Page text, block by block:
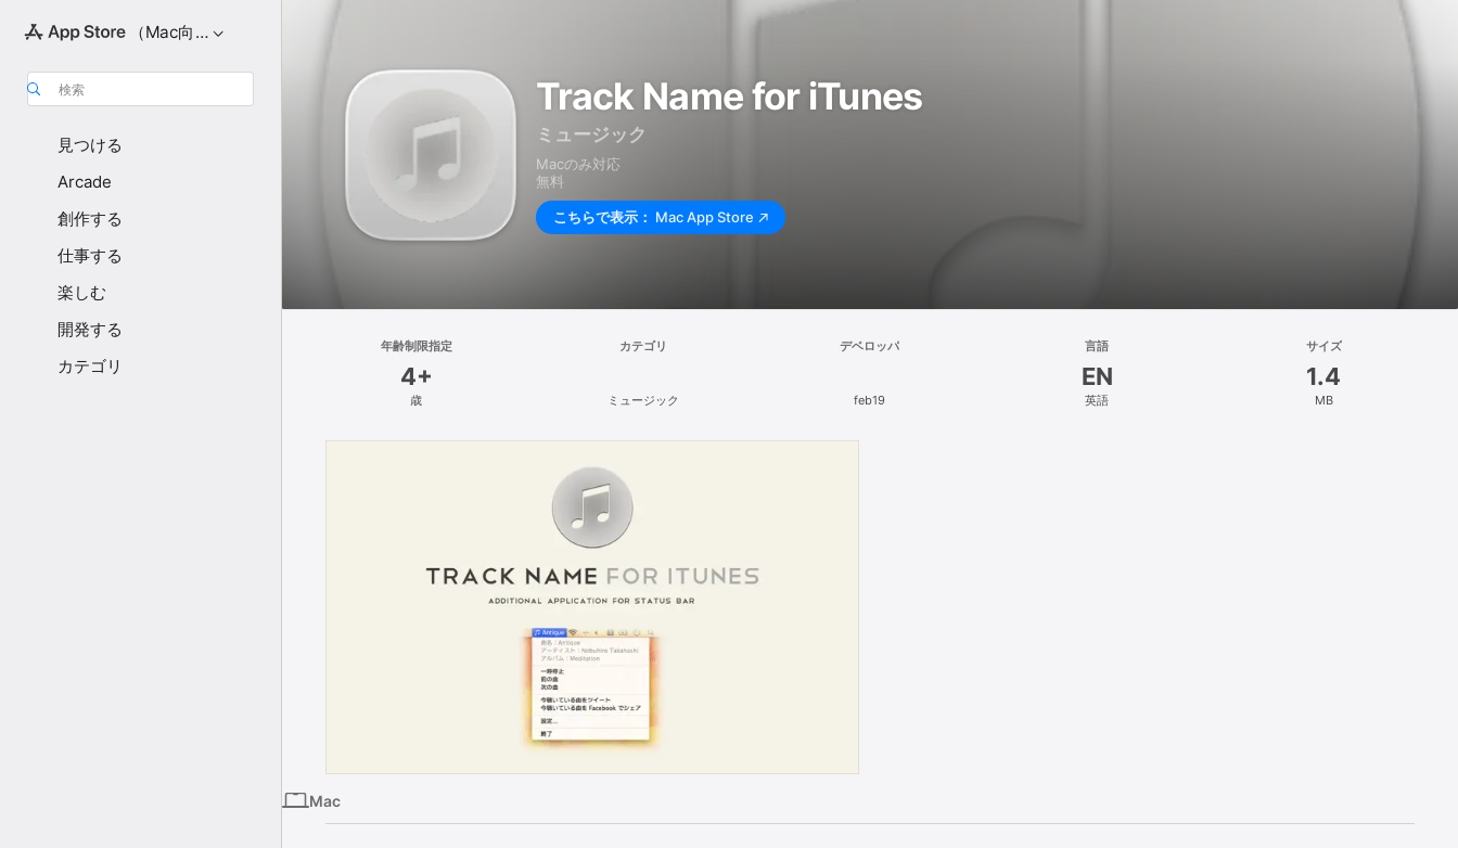
（Mac向け）
検索
見つける
Arcade
創作する
仕事する
楽しむ
開発する
カテゴリ
Track Name for iTunes
ミュージック
Macのみ対応
無料
こちらで表示： Mac App Store
年齢制限指定
4+
歳
カテゴリ
ミュージック
デベロッパ
feb19
言語
EN
英語
サイズ
1.4
MB
Mac